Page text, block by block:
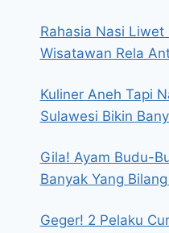
Rahasia Nasi Liwet
Wisatawan Rela
Kuliner Aneh Tapi
Sulawesi Bikin
Gila! Ayam Budu-
Banyak Yang
Geger! 2 Pelaku